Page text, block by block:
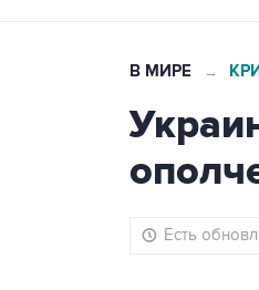
В МИРЕ →
Есть